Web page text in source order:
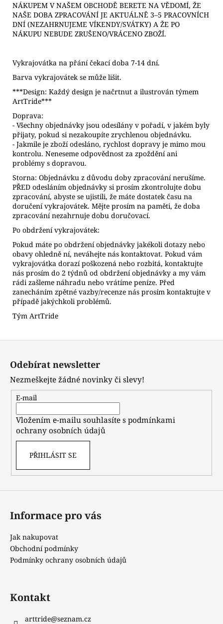
NÁKUPEM V NAŠEM OBCHODĚ BERETE NA VĚDOMÍ, ŽE
NAŠE DOBA ZPRACOVÁNÍ JE AKTUÁLNĚ 3–5 PRACOVNÍCH
DNÍ (NEZAHRNUJEME VÍKENDY/SVÁTKY) A ŽE PO
NÁKUPU NEBUDE ZRUŠENO/VRÁCENO ZBOŽÍ.
Vykrajovátka na přání čekací doba 7-14 dní.
Barva vykrajovátek se může lišit.
***Design: Každý design je načrtnut a ilustrován týmem
ArtTride***
Doprava:
- Všechny objednávky jsou odesílány v pořadí, v jakém byly
přijaty, pokud si nezakoupíte zrychlenou objednávku.
- Jakmile je zboží odesláno, rychlost dopravy je mimo mou
kontrolu. Neneseme odpovědnost za zpoždění ani
problémy s dopravou.
Storna: Objednávku z důvodu doby zpracování nerušíme.
PŘED odesláním objednávky si prosím zkontrolujte dobu
zpracování, abyste se ujistili, že máte dostatek času na
doručení vykrajovátek. Mějte prosím na paměti, že doba
zpracování nezahrnuje dobu doručovací.
Po obdržení vykrajovátek:
Pokud máte po obdržení objednávky jakékoli dotazy nebo
obavy ohledně ní, neváhejte nás kontaktovat. Pokud vám
vykrajovátka dorazí poškozená nebo rozbitá, kontaktujte
nás prosím do 2 týdnů od obdržení objednávky a my vám
rádi zašleme náhradu nebo vrátíme peníze. Před
zanecháním zpětné vazby/recenze nás prosím kontaktujte v
případě jakýchkoli problémů.
Tým ArtTride
Odebírat newsletter
Nezmeškejte žádné novinky či slevy!
E-mail
Vložením e-mailu souhlasíte spodmínkami
ochrany osobních údajů
PŘIHLÁSIT SE
Informace pro vás
Jak nakupovat
Obchodní podmínky
Podmínky ochrany osobních údajů
Kontakt
arttride@seznam.cz